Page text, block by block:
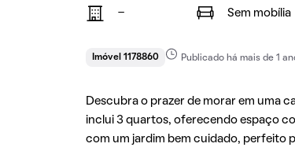
- Sem mobília
Imóvel 1178860 Publicado há mais de 1
Descubra o prazer de morar em uma
inclui 3 quartos, oferecendo espaço
com um jardim bem cuidado, perfeito